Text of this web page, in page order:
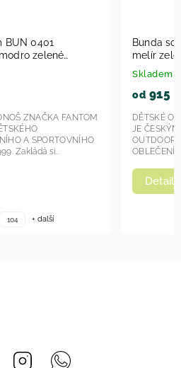
Bunda softshell Fantom BUN 0603
melír zelenožlutá 2026
DĚTSKÉ OBLEČENÍ Z KRKONOŠ ZNAČKA
JE ČESKÝM VÝROBCEM DĚTSKÉHO
OUTDOOROVÉHO, FUNKČNÍHO A
OBLEČENÍ JIŽ OD ROKU 1999. Zakládá si...
Facebook Instagram